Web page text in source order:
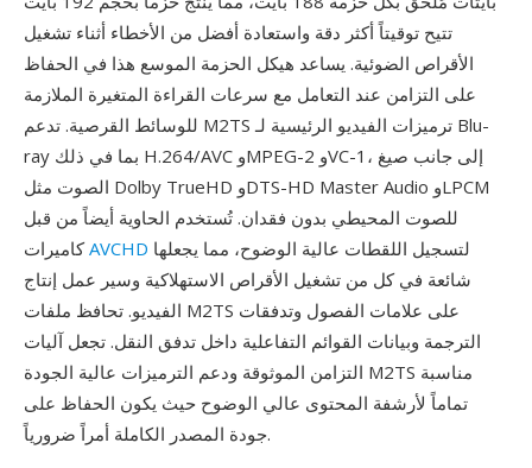
تتيح توقيتاً أكثر دقة واستعادة أفضل من الأخطاء أثناء تشغيل
الأقراص الضوئية. يساعد هيكل الحزمة الموسع هذا في الحفاظ
على التزامن عند التعامل مع سرعات القراءة المتغيرة الملازمة
للوسائط القرصية. تدعم M2TS ترميزات الفيديو الرئيسية لـ Blu-
ray بما في ذلك H.264/AVC وMPEG-2 وVC-1، إلى جانب صيغ
الصوت مثل Dolby TrueHD وDTS-HD Master Audio وLPCM
للصوت المحيطي بدون فقدان. تُستخدم الحاوية أيضاً من قبل
كاميراتAVCHD
شائعة في كل من تشغيل الأقراص الاستهلاكية وسير عمل إنتاج
الفيديو. تحافظ ملفات M2TS على علامات الفصول وتدفقات
الترجمة وبيانات القوائم التفاعلية داخل تدفق النقل. تجعل آليات
التزامن الموثوقة ودعم الترميزات عالية الجودة M2TS مناسبة
تماماً لأرشفة المحتوى عالي الوضوح حيث يكون الحفاظ على
جودة المصدر الكاملة أمراً ضرورياً.